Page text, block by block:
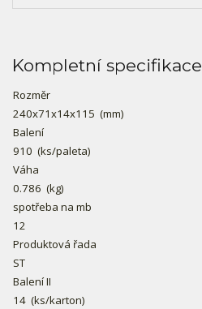
Kompletní specifikace
Rozměr
240x71x14x115 (mm)
Balení
910 (ks/paleta)
Váha
0.786 (kg)
spotřeba na mb
12
Produktová řada
ST
Balení II
14 (ks/karton)